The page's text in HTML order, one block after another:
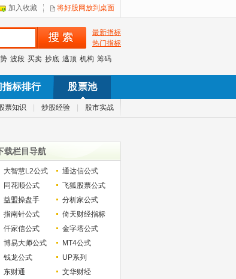
加入收藏 将好股网放到桌面
最新指标
热门指标
波段 买卖 抄底 逃顶 机构 筹码
指标排行 股票池
票知识 炒股经验 股市实战
载栏目导航
大智慧L2公式
通达信公式
同花顺公式
飞狐股票公式
益盟操盘手
分析家公式
指南针公式
倚天财经指标
仟家信公式
金字塔公式
博易大师公式
MT4公式
钱龙公式
UP系列
东财通
文华财经